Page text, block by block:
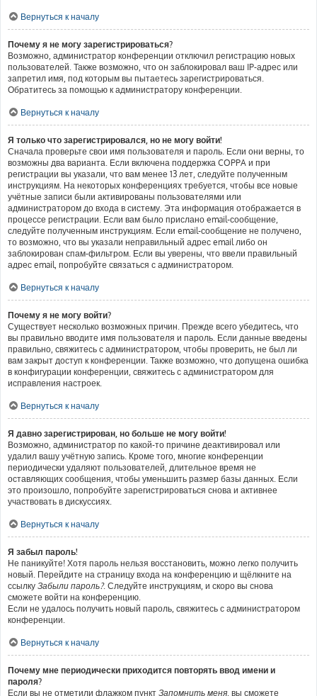
Вернуться к началу
Почему я не могу зарегистрироваться?
Возможно, администратор конференции отключил регистрацию новых
пользователей. Также возможно, что он заблокировал ваш IP-адрес или
запретил имя, под которым вы пытаетесь зарегистрироваться.
Обратитесь за помощью к администратору конференции.
Вернуться к началу
Я только что зарегистрировался, но не могу войти!
Сначала проверьте свои имя пользователя и пароль. Если они верны, то
возможны два варианта. Если включена поддержка COPPA и при
регистрации вы указали, что вам менее 13 лет, следуйте полученным
инструкциям. На некоторых конференциях требуется, чтобы все новые
учётные записи были активированы пользователями или
администратором до входа в систему. Эта информация отображается в
процессе регистрации. Если вам было прислано email-сообщение,
следуйте полученным инструкциям. Если email-сообщение не получено,
то возможно, что вы указали неправильный адрес email либо он
заблокирован спам-фильтром. Если вы уверены, что ввели правильный
адрес email, попробуйте связаться с администратором.
Вернуться к началу
Почему я не могу войти?
Существует несколько возможных причин. Прежде всего убедитесь, что
вы правильно вводите имя пользователя и пароль. Если данные введены
правильно, свяжитесь с администратором, чтобы проверить, не был ли
вам закрыт доступ к конференции. Также возможно, что допущена ошибка
в конфигурации конференции, свяжитесь с администратором для
исправления настроек.
Вернуться к началу
Я давно зарегистрирован, но больше не могу войти!
Возможно, администратор по какой-то причине деактивировал или
удалил вашу учётную запись. Кроме того, многие конференции
периодически удаляют пользователей, длительное время не
оставляющих сообщения, чтобы уменьшить размер базы данных. Если
это произошло, попробуйте зарегистрироваться снова и активнее
участвовать в дискуссиях.
Вернуться к началу
Я забыл пароль!
Не паникуйте! Хотя пароль нельзя восстановить, можно легко получить
новый. Перейдите на страницу входа на конференцию и щёлкните на
ссылку Забыли пароль?. Следуйте инструкциям, и скоро вы снова
сможете войти на конференцию.
Если не удалось получить новый пароль, свяжитесь с администратором
конференции.
Вернуться к началу
Почему мне периодически приходится повторять ввод имени и
пароля?
Если вы не отметили флажком пункт Запомнить меня, вы сможете